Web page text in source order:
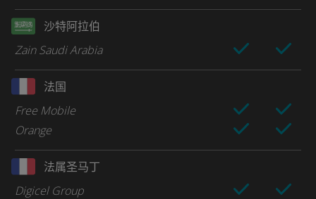
沙特阿拉伯
Zain Saudi Arabia
法国
Free Mobile
Orange
法属圣马丁
Digicel Group